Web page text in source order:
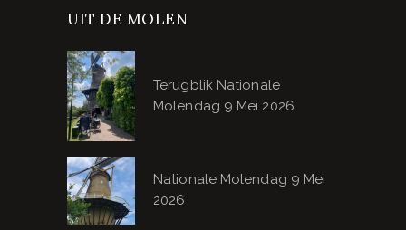
UIT DE MOLEN
Terugblik Nationale
Molendag 9 Mei 2026
Nationale Molendag 9 Mei
2026